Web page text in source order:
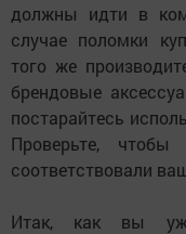
должны идти в
случае поломки
того же
брендовые
постарайтесь
Проверьте,
соответствовали
Итак, как вы